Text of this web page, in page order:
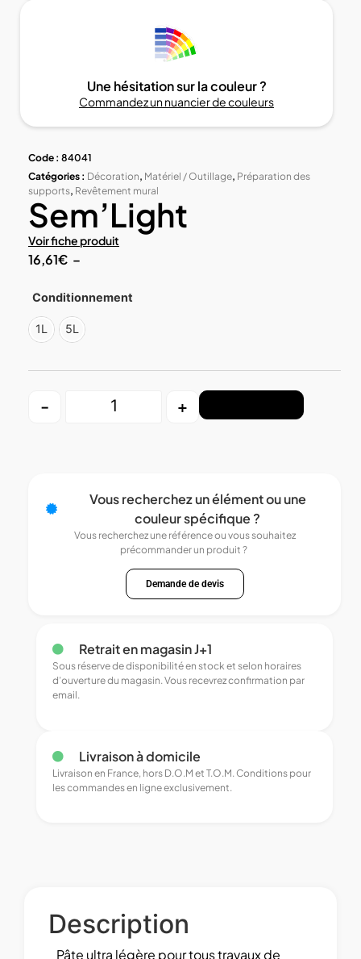
Une hésitation sur la couleur ?
Commandez un nuancier de couleurs
Code : 84041
Catégories : Décoration, Matériel / Outillage, Préparation des
supports, Revêtement mural
Sem’Light
Voir fiche produit
16,61€ –
Conditionnement
1L 5L
- +
Vous recherchez un élément ou une
couleur spécifique ?
Vous recherchez une référence ou vous souhaitez
précommander un produit ?
Demande de devis
Retrait en magasin J+1
Sous réserve de disponibilité en stock et selon horaires
d’ouverture du magasin. Vous recevrez confirmation par
email.
Livraison à domicile
Livraison en France, hors D.O.M et T.O.M. Conditions pour
les commandes en ligne exclusivement.
Description
Pâte ultra légère pour tous travaux de